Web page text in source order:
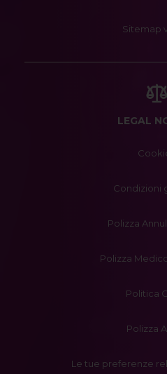
Sitemap
LEGAL
Condizioni
Polizza
Polizza
Politica
Polizza
Le tue preferenze